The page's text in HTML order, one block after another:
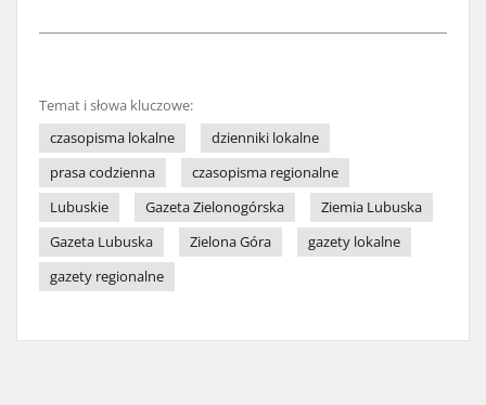
Temat i słowa kluczowe:
czasopisma lokalne
dzienniki lokalne
prasa codzienna
czasopisma regionalne
Lubuskie
Gazeta Zielonogórska
Ziemia Lubuska
Gazeta Lubuska
Zielona Góra
gazety lokalne
gazety regionalne